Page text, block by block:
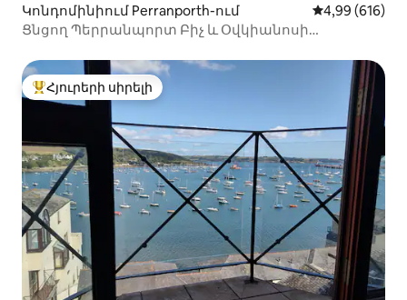
Կոնդոմինիում Perranporth-ում Միջին
4,99 (616)
Ցնցող Պերրանպորտ Բիչ և Օվկիանոսի
Հյուրերի սիրելի լավագույն տները
Հյուրերի սիրելի